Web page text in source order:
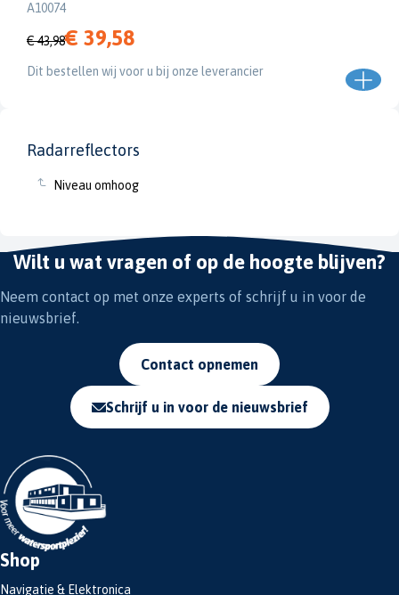
Radarreflectors
Niveau omhoog
A10074
€ 43,98€ 39,58
Dit bestellen wij voor u bij onze leverancier
Wilt u wat vragen of op de hoogte blijven?
Neem contact op met onze experts of schrijf u in voor de
nieuwsbrief.
Contact opnemen
Schrijf u in voor de nieuwsbrief
Shop
Navigatie & Elektronica